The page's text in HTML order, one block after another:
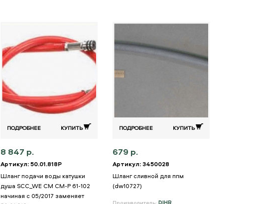
ПОДРОБНЕЕ КУПИТЬ
8 847 р.
Артикул: 50.01.818P
Шланг подачи воды катушки
душа SCC_WE CM CM-P 61-102
начиная с 05/2017 заменяет
ПОДРОБНЕЕ КУПИТЬ
679 р.
Артикул: 3450028
Шланг сливной для ппм
(dw10727)
Производитель: DIHR